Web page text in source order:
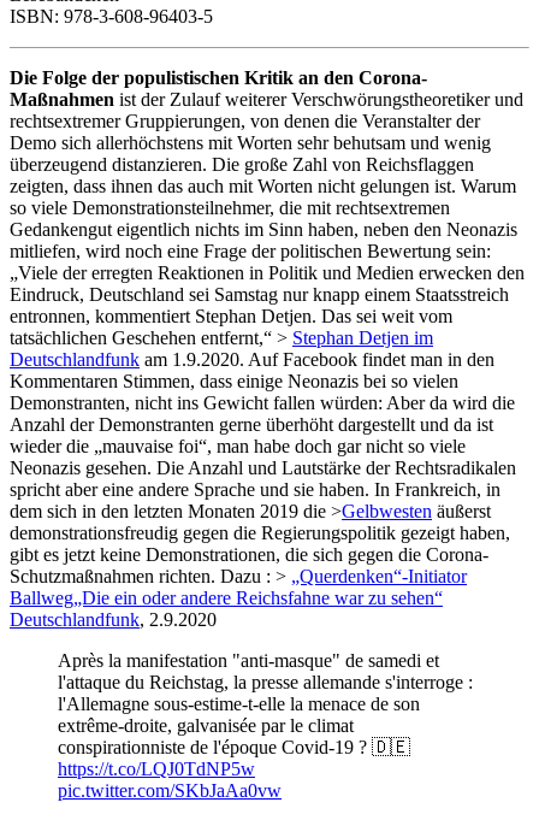
ISBN: 978-3-608-96403-5
Die Folge der populistischen Kritik an den Corona-
Maßnahmen ist der Zulauf weiterer Verschwörungstheoretiker und
rechtsextremer Gruppierungen, von denen die Veranstalter der
Demo sich allerhöchstens mit Worten sehr behutsam und wenig
überzeugend distanzieren. Die große Zahl von Reichsflaggen
zeigten, dass ihnen das auch mit Worten nicht gelungen ist. Warum
so viele Demonstrationsteilnehmer, die mit rechtsextremen
Gedankengut eigentlich nichts im Sinn haben, neben den Neonazis
mitliefen, wird noch eine Frage der politischen Bewertung sein:
„Viele der erregten Reaktionen in Politik und Medien erwecken den
Eindruck, Deutschland sei Samstag nur knapp einem Staatsstreich
entronnen, kommentiert Stephan Detjen. Das sei weit vom
tatsächlichen Geschehen entfernt,“ > Stephan Detjen im
Deutschlandfunk am 1.9.2020. Auf Facebook findet man in den
Kommentaren Stimmen, dass einige Neonazis bei so vielen
Demonstranten, nicht ins Gewicht fallen würden: Aber da wird die
Anzahl der Demonstranten gerne überhöht dargestellt und da ist
wieder die „mauvaise foi“, man habe doch gar nicht so viele
Neonazis gesehen. Die Anzahl und Lautstärke der Rechtsradikalen
spricht aber eine andere Sprache und sie haben. In Frankreich, in
dem sich in den letzten Monaten 2019 die >Gelbwesten äußerst
demonstrationsfreudig gegen die Regierungspolitik gezeigt haben,
gibt es jetzt keine Demonstrationen, die sich gegen die Corona-
Schutzmaßnahmen richten. Dazu : > „Querdenken“-Initiator
Ballweg„Die ein oder andere Reichsfahne war zu sehen“
Deutschlandfunk, 2.9.2020
Après la manifestation "anti-masque" de samedi et
l'attaque du Reichstag, la presse allemande s'interroge :
l'Allemagne sous-estime-t-elle la menace de son
extrême-droite, galvanisée par le climat
conspirationniste de l'époque Covid-19 ? 🇩🇪
https://t.co/LQJ0TdNP5w
pic.twitter.com/SKbJaAa0vw